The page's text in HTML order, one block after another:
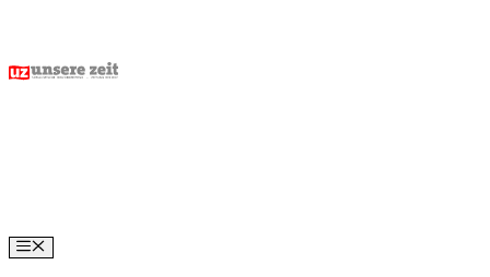
content
Menu